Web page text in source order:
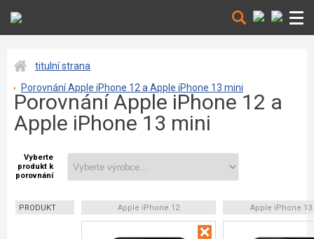
titulní strana
Porovnání Apple iPhone 12 a Apple iPhone 13 mini
Porovnání Apple iPhone 12 a
Apple iPhone 13 mini
Vyberte
produkt k
porovnání
PRODUKT Apple iPhone 12 Apple iPhone